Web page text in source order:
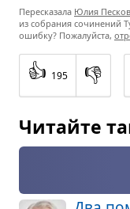
Пересказала Юлия
из собрания сочинений
ошибку? Пожалуйста,
👍 195 👎
Читайте